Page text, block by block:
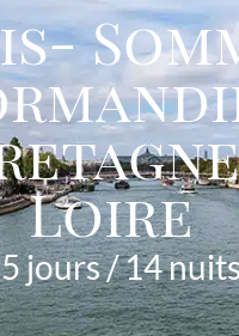
Loire
jours / 14